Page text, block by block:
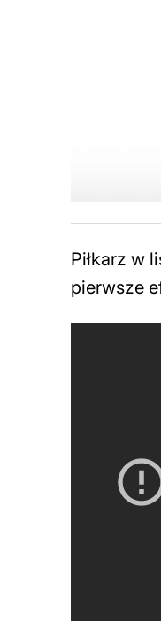
Piłkarz w
pierwsze